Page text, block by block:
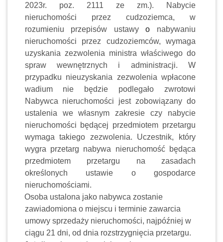
2023r. poz. 2111 ze zm.). Nabycie
nieruchomości przez cudzoziemca, w
rozumieniu przepisów ustawyo nabywaniu
nieruchomości przez cudzoziemców, wymaga
uzyskania zezwolenia ministra właściwego do
spraw wewnętrznych i administracji. W
przypadku nieuzyskania zezwolenia wpłacone
wadium nie będzie podlegało zwrotowi
Nabywca nieruchomości jest zobowiązany do
ustalenia we własnym zakresie czy nabycie
nieruchomości będącej przedmiotem przetargu
wymaga takiego zezwolenia. Uczestnik, który
wygra przetarg nabywa nieruchomość będąca
przedmiotem przetargu na zasadach
określonych ustawie o gospodarce
nieruchomościami.
Osoba ustalona jako nabywca zostanie
zawiadomiona o miejscu i terminie zawarcia
umowy sprzedaży nieruchomości, najpóźniej w
ciągu 21 dni, od dnia rozstrzygnięcia przetargu.